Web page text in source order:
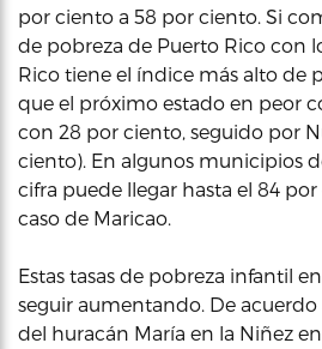
por ciento a 58 por ciento. Si
de pobreza de Puerto Rico con
Rico tiene el índice más alto de
que el próximo estado en peor
con 28 por ciento, seguido por
ciento). En algunos municipios
cifra puede llegar hasta el 84
caso de Maricao.
Estas tasas de pobreza infantil
seguir aumentando. De acuerdo
del huracán María en la Niñez